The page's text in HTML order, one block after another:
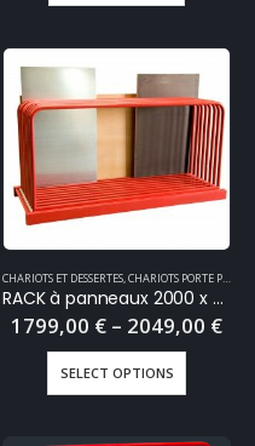
,MANUTENTION
CHARIOTS ET DESSERTES CHARIOTS PORTE PANNEAUX
RACK à panneaux 2000 x 825 mm
1799,00 € – 2049,00 €
SELECT OPTIONS